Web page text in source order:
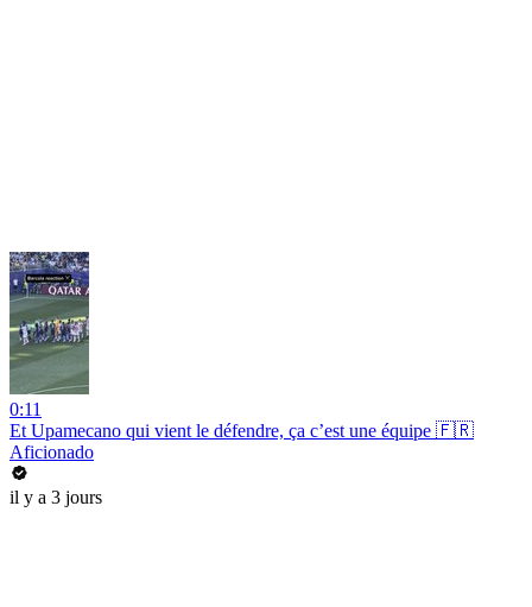
0:11
Et Upamecano qui vient le défendre, ça c’est une équipe 🇫🇷
Aficionado
il y a 3 jours